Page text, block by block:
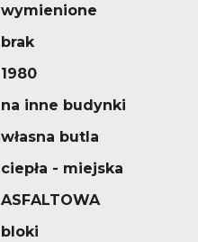
wymienione
brak
1980
na inne budynki
własna butla
ciepła - miejska
ASFALTOWA
bloki